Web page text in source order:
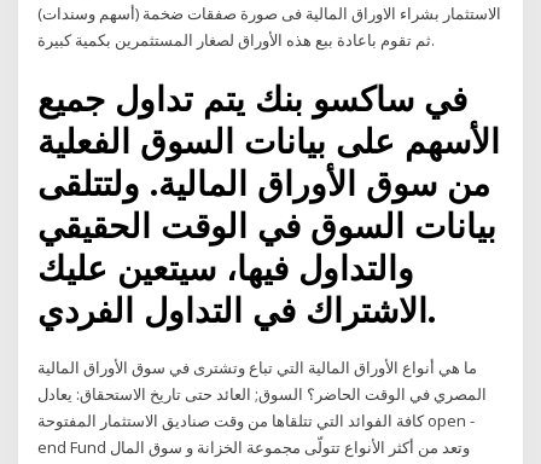
الاستثمار بشراء الاوراق المالية فى صورة صفقات ضخمة (أسهم وسندات)
ثم تقوم باعادة ببع هذه الأوراق لصغار المستثمرين بكمية كبيرة.
في ساكسو بنك يتم تداول جميع
الأسهم على بيانات السوق الفعلية
من سوق الأوراق المالية. ولتتلقى
بيانات السوق في الوقت الحقيقي
والتداول فيها، سيتعين عليك
الاشتراك في التداول الفردي.
ما هي أنواع الأوراق المالية التي تباع وتشترى في سوق الأوراق المالية
المصري في الوقت الحاضر؟ السوق; العائد حتى تاريخ الاستحقاق: يعادل
كافة الفوائد التي تتلقاها من وقت صناديق الاستثمار المفتوحة open -
end Fund وتعد من أكثر الأنواع تتولّى مجموعة الخزانة و سوق المال